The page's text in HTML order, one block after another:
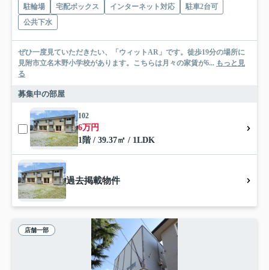
駐輪場 宅配ボックス インターネット対応
駐車2台可
公共下水
ぜひ一度見ていただきたい、「ウィットAR」です。徒歩19分の場所に
見附市立名木野小学校があります。こちらは月々の家賃が6... もっと見
る
募集中の部屋
102
6万円
1階 / 39.37㎡ / 1LDK
過去掲載物件
店舗一部